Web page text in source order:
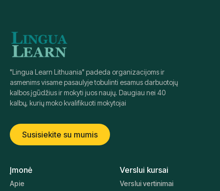
"Lingua Learn Lithuania" padeda organizacijoms ir
asmenims visame pasaulyje tobulinti esamus darbuotojų
kalbos įgūdžius ir mokyti juos naujų. Daugiau nei 40
kalbų, kurių moko kvalifikuoti mokytojai
Susisiekite su mumis
Įmonė
Apie
Verslui kursai
Verslui vertinimai